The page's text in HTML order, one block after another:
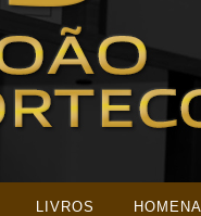
LIVROS